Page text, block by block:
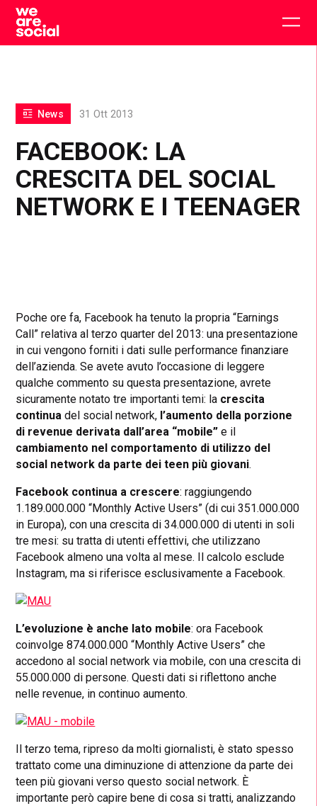
Skip
content
FACEBOOK: LA
CRESCITA DEL SOCIAL
NETWORK E I TEENAGER
News 31 Ott 2013
Poche ore fa, Facebook ha tenuto la propria “Earnings
Call” relativa al terzo quarter del 2013: una presentazione
in cui vengono forniti i dati sulle performance finanziare
dell’azienda. Se avete avuto l’occasione di leggere
qualche commento su questa presentazione, avrete
sicuramente notato tre importanti temi: la crescita
continua del social network, l’aumento della porzione
di revenue derivata dall’area “mobile” e il
cambiamento nel comportamento di utilizzo del
social network da parte dei teen più giovani.
Facebook continua a crescere: raggiungendo
1.189.000.000 “Monthly Active Users” (di cui 351.000.000
in Europa), con una crescita di 34.000.000 di utenti in soli
tre mesi: su tratta di utenti effettivi, che utilizzano
Facebook almeno una volta al mese. Il calcolo esclude
Instagram, ma si riferisce esclusivamente a Facebook.
L’evoluzione è anche lato mobile: ora Facebook
coinvolge 874.000.000 “Monthly Active Users” che
accedono al social network via mobile, con una crescita di
55.000.000 di persone. Questi dati si riflettono anche
nelle revenue, in continuo aumento.
Il terzo tema, ripreso da molti giornalisti, è stato spesso
trattato come una diminuzione di attenzione da parte dei
teen più giovani verso questo social network. È
importante però capire bene di cosa si tratti, analizzando